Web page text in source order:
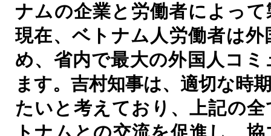
ナムの企業と労働者によっ
現在、ベトナム人労働者は外
め、省内で最大の外国人コ
ます。吉村知事は、適切な時
たいと考えており、上記の